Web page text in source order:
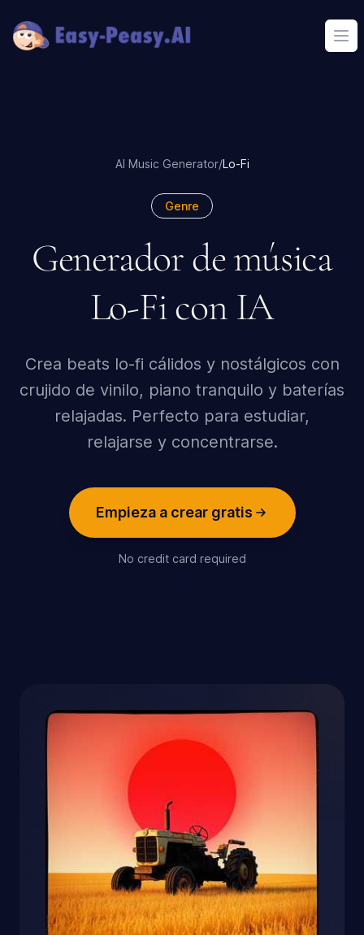
AI Music Generator/Lo-Fi
Genre
Generador de música
Lo-Fi con IA
Crea beats lo-fi cálidos y nostálgicos con
crujido de vinilo, piano tranquilo y baterías
relajadas. Perfecto para estudiar,
relajarse y concentrarse.
Empieza a crear gratis
No credit card required